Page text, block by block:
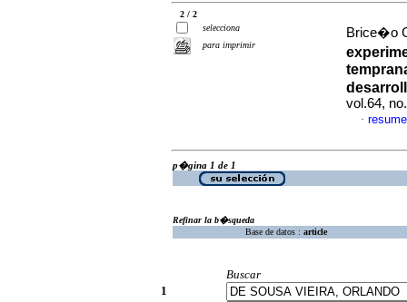
2 / 2
selecciona
para imprimir
Brice�o
vol.64,
·
p�gina 1 de 1
Refinar la b�squeda
Base de datos : article
Buscar
1